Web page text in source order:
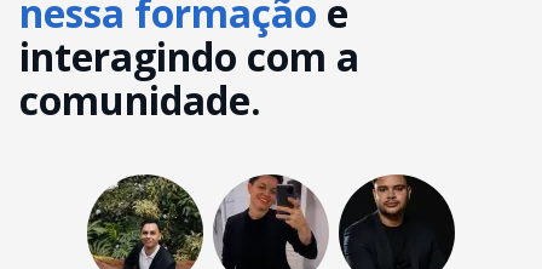
nessa formação e
interagindo com a
comunidade.